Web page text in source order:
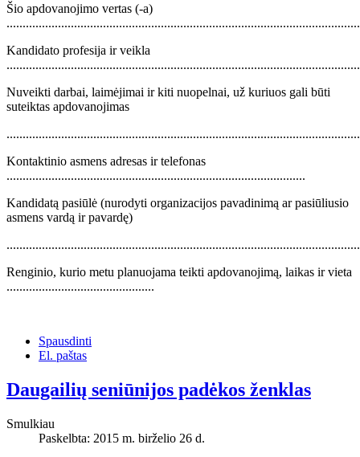
Šio apdovanojimo vertas (-a)
Kandidato profesija ir veikla
Nuveikti darbai, laimėjimai ir kiti nuopelnai, už kuriuos gali būti
suteiktas apdovanojimas
Kontaktinio asmens adresas ir telefonas
.............................................................................................
Kandidatą pasiūlė (nurodyti organizacijos pavadinimą ar pasiūliusio
asmens vardą ir pavardę)
Renginio, kurio metu planuojama teikti apdovanojimą, laikas ir vieta
..............................................
Spausdinti
El. paštas
Daugailių seniūnijos padėkos ženklas
Smulkiau
Paskelbta: 2015 m. birželio 26 d.